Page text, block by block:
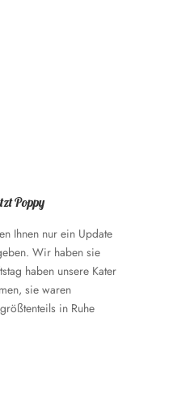
Poppy
Ihnen nur ein Update
Wir haben sie
haben unsere Kater
sie waren
in Ruhe